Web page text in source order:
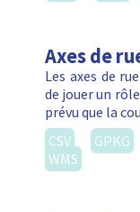
Axes de
Les axes de
de jouer un
prévu que la
CSV
GPKG
WMS